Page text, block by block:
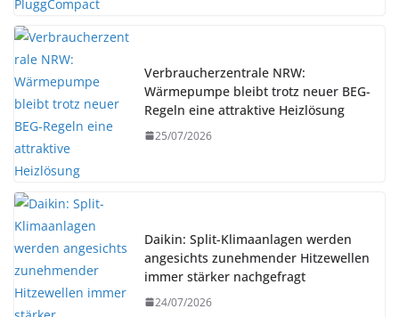
Verbraucherzentrale NRW:
Wärmepumpe bleibt trotz neuer BEG-
Regeln eine attraktive Heizlösung
25/07/2026
Daikin: Split-Klimaanlagen werden
angesichts zunehmender Hitzewellen
immer stärker nachgefragt
24/07/2026